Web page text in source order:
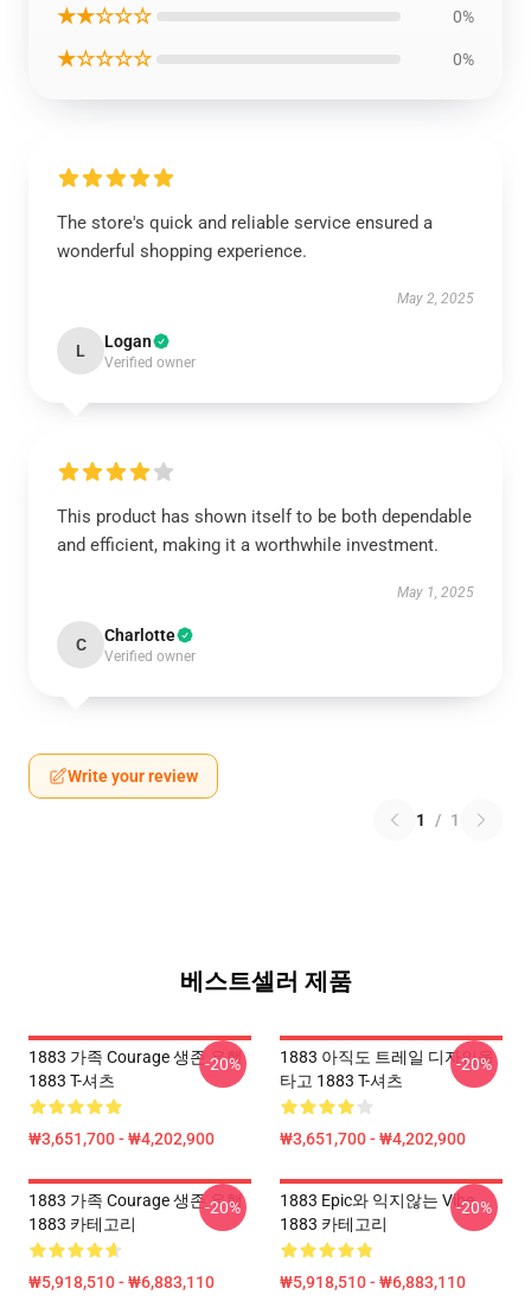
★★☆☆☆ 0%
★☆☆☆☆ 0%
The store's quick and reliable service ensured a
wonderful shopping experience.
May 2, 2025
L Logan
Verified owner
This product has shown itself to be both dependable
and efficient, making it a worthwhile investment.
May 1, 2025
C Charlotte
Verified owner
Write your review
1 / 1
베스트셀러 제품
1883 가족 Courage 생존 유행
1883 T-셔츠
₩3,651,700 - ₩4,202,900
-20%
1883 아직도 트레일 디자인을
타고 1883 T-셔츠
₩3,651,700 - ₩4,202,900
-20%
1883 가족 Courage 생존 유행
1883 카테고리
₩5,918,510 - ₩6,883,110
-20%
1883 Epic와 익지않는 Vibe
1883 카테고리
₩5,918,510 - ₩6,883,110
-20%